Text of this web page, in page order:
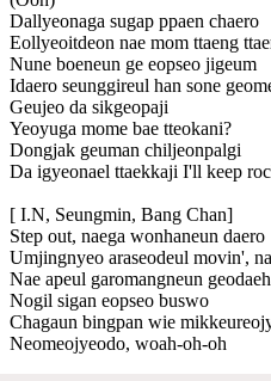
Dallyeonaga sugap ppaen chaero
Eollyeoitdeon nae mom ttaeng
Nune boeneun ge eopseo jigeum
Idaero seunggireul han sone
Geujeo da sikgeopaji
Yeoyuga mome bae tteokani?
Dongjak geuman chiljeonpalgi
Da igyeonael ttaekkaji I'll keep
[ I.N, Seungmin, Bang Chan]
Step out, naega wonhaneun daero
Umjingnyeo araseodeul movin',
Nae apeul garomangneun
Nogil sigan eopseo buswo
Chagaun bingpan wie
Neomeojyeodo, woah-oh-oh